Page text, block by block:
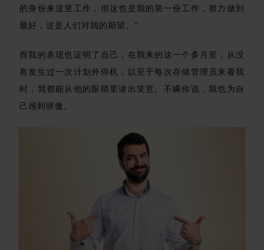
的身份来这里工作，但这也是我的第一份工作，努力做到
最好，这是人们对我的期望。”
而我的表现也证明了自己，在我来的这一个多月里，从没
有发生过一次计划外停机，以至于每次存储管理员来看我
时，我都能从他的眼睛里读出笑意。不瞒你说，我也为自
己感到骄傲。